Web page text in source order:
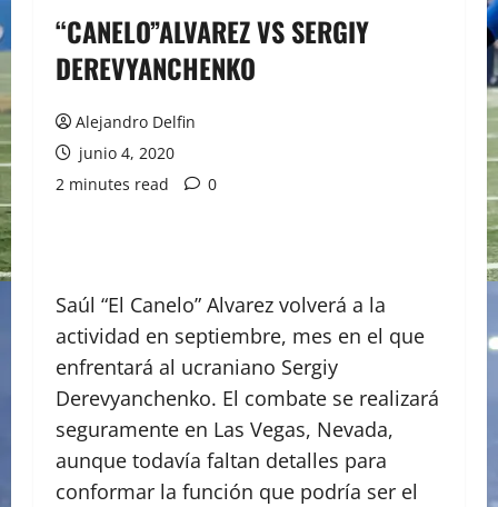
“CANELO”ALVAREZ VS SERGIY
DEREVYANCHENKO
Alejandro Delfin
junio 4, 2020
2 minutes read
0
Saúl “El Canelo” Alvarez volverá a la
actividad en septiembre, mes en el que
enfrentará al ucraniano Sergiy
Derevyanchenko. El combate se realizará
seguramente en Las Vegas, Nevada,
aunque todavía faltan detalles para
conformar la función que podría ser el